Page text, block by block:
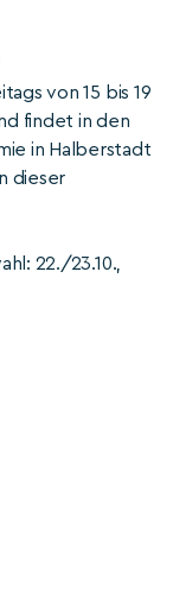
von 15 bis 19
findet in den
in Halberstadt
dieser
22./23.10.,